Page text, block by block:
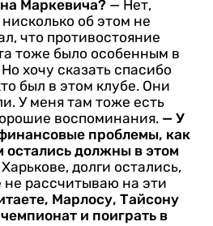
Маркевича? — Нет,
об этом не
что противостояние
тоже было особенным в
хочу сказать спасибо
был в этом клубе. Они
У меня там тоже есть
воспоминания. — У
проблемы, как
остались должны в этом
долги остались,
не рассчитываю на эти
Марлосу, Тайсону
и поиграть в